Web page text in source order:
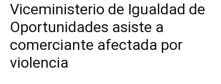
Viceministerio de Igualdad de
Oportunidades asiste a
comerciante afectada por
violencia